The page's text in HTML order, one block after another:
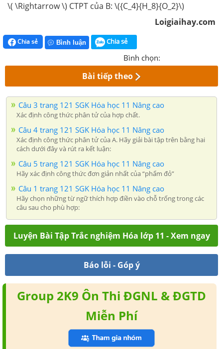
\( \Rightarrow \) CTPT của B: \({C_4}{H_8}{O_2}\)
Loigiaihay.com
Chia sẻ Bình luận Chia sẻ
Bình chọn:
Bài tiếp theo
Câu 3 trang 121 SGK Hóa học 11 Nâng cao
Xác định công thức phân tử của hợp chất.
Câu 4 trang 121 SGK Hóa học 11 Nâng cao
Xác định công thức phân tử của A. Hãy giải bài tập trên bằng hai
cách dưới đây và rút ra kết luận:
Câu 5 trang 121 SGK Hóa học 11 Nâng cao
Hãy xác định công thức đơn giản nhất của “phẩm đỏ”
Câu 1 trang 121 SGK Hóa học 11 Nâng cao
Hãy chọn những từ ngữ thích hợp điền vào chỗ trống trong các
câu sau cho phù hợp:
Luyện Bài Tập Trắc nghiệm Hóa lớp 11 - Xem ngay
Báo lỗi - Góp ý
Group 2K9 Ôn Thi ĐGNL & ĐGTD
Miễn Phí